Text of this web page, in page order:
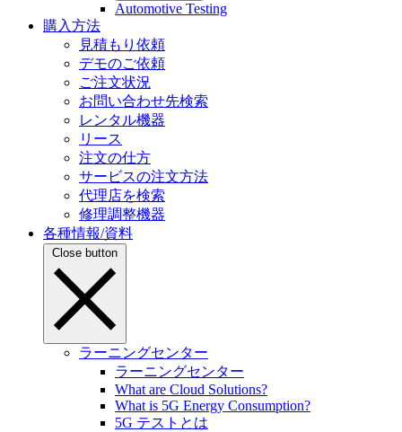
Automotive Testing
購入方法
見積もり依頼
デモのご依頼
ご注文状況
お問い合わせ先検索
レンタル機器
リース
注文の仕方
サービスの注文方法
代理店を検索
修理調整機器
各種情報/資料
Close button
ラーニングセンター
ラーニングセンター
What are Cloud Solutions?
What is 5G Energy Consumption?
5G テストとは